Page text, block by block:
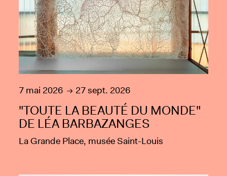
7 mai 2026 27 sept. 2026
"TOUTE LA BEAUTÉ DU MONDE"
DE LÉA BARBAZANGES
La Grande Place, musée Saint-Louis